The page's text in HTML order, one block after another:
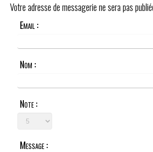
Votre adresse de messagerie ne sera pas
Email :
Nom :
Note :
Message :